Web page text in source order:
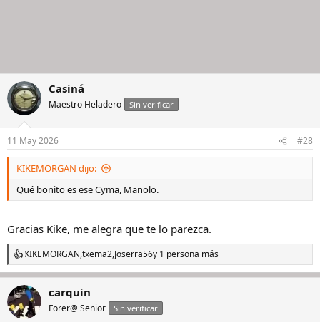
Casiná
Maestro Heladero Sin verificar
11 May 2026 #28
KIKEMORGAN dijo:
Qué bonito es ese Cyma, Manolo.
Gracias Kike, me alegra que te lo parezca.
R
e
a
c
c
i
KIKEMORGAN,txema2,Joserra56y 1 persona más
carquin
Forer@ Senior Sin verificar